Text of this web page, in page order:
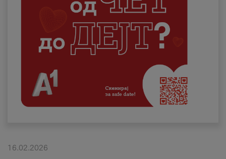
Деловни
Поддршка
Надополни кредит
Плати сметка
#ПодобарОнлајн
16.02.2026